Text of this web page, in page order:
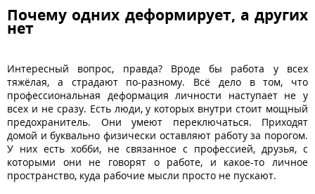
Почему одних деформирует, а других
нет
Интересный вопрос, правда? Вроде бы работа у всех
тяжёлая, а страдают по-разному. Всё дело в том, что
профессиональная деформация личности наступает не у
всех и не сразу. Есть люди, у которых внутри стоит мощный
предохранитель. Они умеют переключаться. Приходят
домой и буквально физически оставляют работу за порогом.
У них есть хобби, не связанное с профессией, друзья, с
которыми они не говорят о работе, и какое-то личное
пространство, куда рабочие мысли просто не пускают.